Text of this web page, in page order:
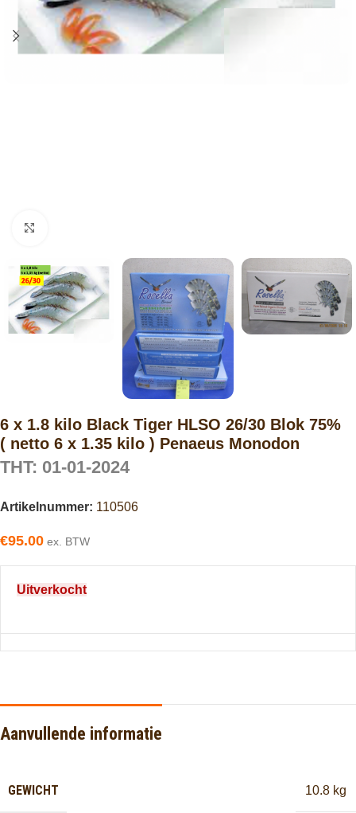
6 x 1.8 kilo Black Tiger HLSO 26/30 Blok 75%
( netto 6 x 1.35 kilo ) Penaeus Monodon
THT: 01-01-2024
Artikelnummer: 110506
€95.00 ex. BTW
Uitverkocht
Aanvullende informatie
GEWICHT 10.8 kg